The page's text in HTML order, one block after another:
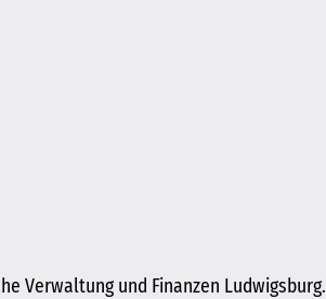
Verwaltung und Finanzen Ludwigsburg.